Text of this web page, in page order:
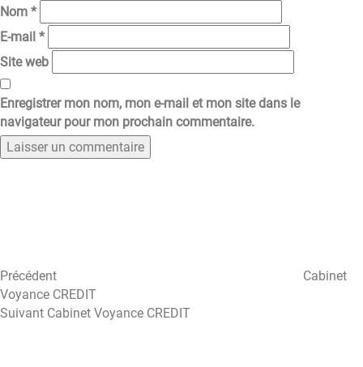
Nom *
E-mail *
Site web
Enregistrer mon nom, mon e-mail et mon site dans le
navigateur pour mon prochain commentaire.
Précédent
Cabinet
Voyance CREDIT
Article
Suivant Cabinet Voyance CREDIT